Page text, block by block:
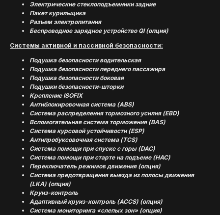
Электрические стеклоподъемники задние
Пакет курильщика
Разъем электропитания
Беспроводное зарядное устройство QI (опция)
Системы активной и пассивной безопасности:
Подушка безопасности водительская
Подушка безопасности переднего пассажира
Подушка безопасности боковая
Подушки безопасности-шторки
Крепление ISOFIX
Антиблокировочная система (ABS)
Система распределения тормозного усилия (EBD)
Вспомогательная система торможения (BAS)
Система курсовой устойчивости (ESP)
Антипробуксовочная система (TCS)
Система помощи при спуске с горы (DAC)
Система помощи при старте на подъеме (HAC)
Переключатель режимов движения (опция)
Система предотвращения выезда из полосы движения
(LKA) (опция)
Круиз-контроль
Адаптивный круиз-контроль (ACCS) (опция)
Система мониторинга «слепых зон» (опция)
МНЕНИЕ ДОВОЛЬНЫХ
КЛИЕНТОВ — ГЛАВНЫЙ
ПОКАЗАТЕЛЬ КАЧЕСТВА
НАШЕЙ РАБОТЫ
ОТЗЫВЫ)